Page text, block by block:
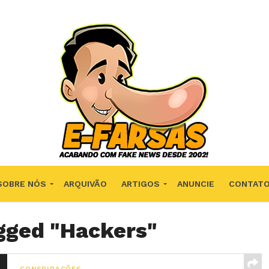
NÓS ARQUIVÃO ARTIGOS ANUNCIE CONTATO
"Hackers"